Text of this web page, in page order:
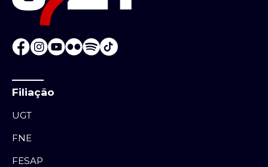
Filiação
UGT
FNE
FESAP